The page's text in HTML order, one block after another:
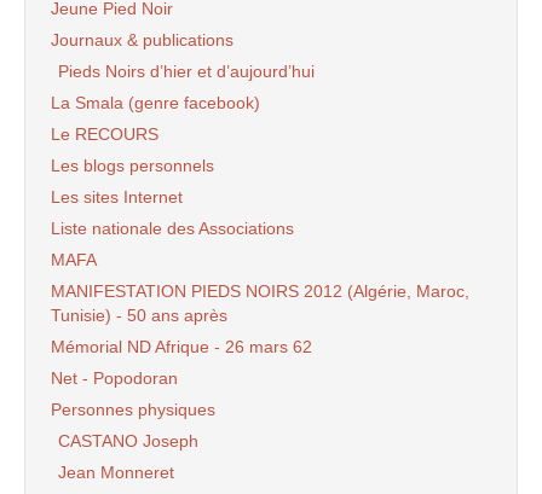
Jeune Pied Noir
Journaux & publications
Pieds Noirs d’hier et d’aujourd’hui
La Smala (genre facebook)
Le RECOURS
Les blogs personnels
Les sites Internet
Liste nationale des Associations
MAFA
MANIFESTATION PIEDS NOIRS 2012 (Algérie, Maroc,
Tunisie) - 50 ans après
Mémorial ND Afrique - 26 mars 62
Net - Popodoran
Personnes physiques
CASTANO Joseph
Jean Monneret